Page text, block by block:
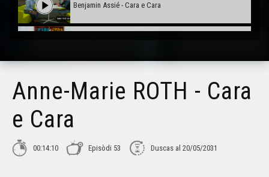
Benjamin Assié - Cara e Cara
Georges Labazée (2) - Cara e Cara
Anne-Marie ROTH - Cara
e Cara
00:14:10 Episòdi 53 Duscas al 20/05/2031